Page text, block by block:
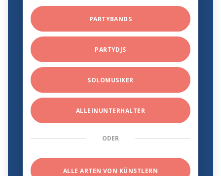
PARTYBANDS
PARTYDJS
SOLOMUSIKER
ALLEINUNTERHALTER
ODER
ALLE ARTEN VON KÜNSTLERN